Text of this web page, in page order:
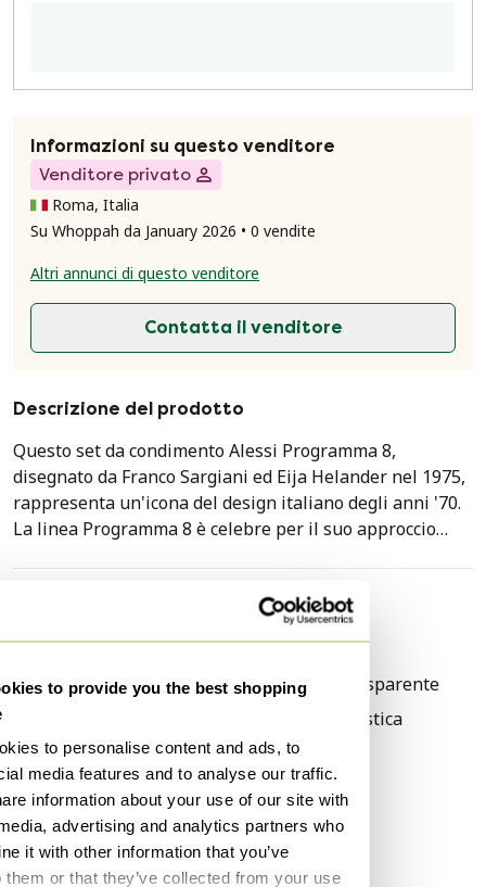
to provide you the best shopping
to personalise content and ads, to
media features and to analyse our traffic.
information about your use of our site with
advertising and analytics partners who
it with other information that you’ve
them or that they’ve collected from your use
Informazioni su questo venditore
Venditore privato
Roma, Italia
Su Whoppah da January 2026 • 0 vendite
Altri annunci di questo venditore
Contatta il venditore
Descrizione del prodotto
Questo set da condimento Alessi Programma 8,
disegnato da Franco Sargiani ed Eija Helander nel 1975,
rappresenta un'icona del design italiano degli anni '70.
La linea Programma 8 è celebre per il suo approccio
servire olio, aceto, sale e pepe.
acciaio inossidabile 18/10 lucido e componenti in
plastica nera. Il vassoio rettangolare in acciaio ospita un
inserto nero sagomato che mantiene i quattro
contenitori cilindrici perfettamente in posizione. I
dosatori per i liquidi presentano pratici beccucci e
pulsanti di erogazione, mentre i contenitori per le
spezie sono dotati di fori calibrati. Il set include i
manuali di istruzioni originali, aggiungendo valore per i
Condizione
Molto buono
Colori
Nero, Argento, Trasparente
Vetro, Metallo, Plastica
Numero di articoli
1
Marchio
Alessi
Altezza
14 cm
Larghezza
30 cm